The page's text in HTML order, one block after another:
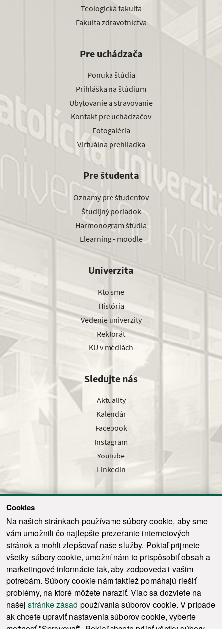
Cookies
Na našich stránkach používame súbory cookie, aby sme
vám umožnili čo najlepšie prezeranie internetových
stránok a mohli zlepšovať naše služby. Pokiaľ prijmete
všetky súbory cookie, umožní nám to prispôsobiť obsah a
marketingové informácie tak, aby zodpovedali vašim
potrebám. Súbory cookie nám taktiež pomáhajú riešiť
problémy, na ktoré môžete naraziť. Viac sa dozviete na
našejstránke zásad používania súborov cookie. V prípade
ak chcete upraviť nastavenia súborov cookie, vyberte
Teologická fakulta
Fakulta zdravotníctva
Pre uchádzača
Ponuka štúdia
Prihláška na štúdium
Ubytovanie a stravovanie
Kontakt pre uchádzačov
Fotogaléria
Virtuálna prehliadka
Pre študenta
Oznamy pre študentov
Študijný poriadok
Harmonogram štúdia
Elearning - moodle
Univerzita
Kto sme
História
Vedenie univerzity
Rektorát
KU v médiách
Sledujte nás
Aktuality
Kalendár
Facebook
Instagram
Youtube
Linkedin
Odoslať
© 2021-2026 ku.sk. Všetky práva vyhradené. | Ochrana osobných údajov
Vyhlásenie o prístupnosti | Admin